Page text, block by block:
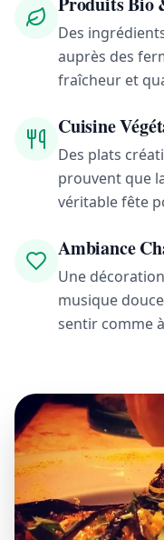
Des
auprès des
fraîcheur et
Cuisine
Des plats
prouvent que
véritable fête
Ambiance
Une
musique
sentir comme